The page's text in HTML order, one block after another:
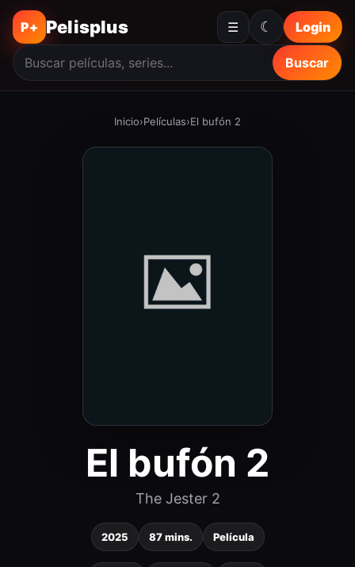
P+ Pelisplus ☰
Buscar
Login
☾
Inicio›Películas›El bufón 2
El bufón 2
The Jester 2
2025 87 mins. Película